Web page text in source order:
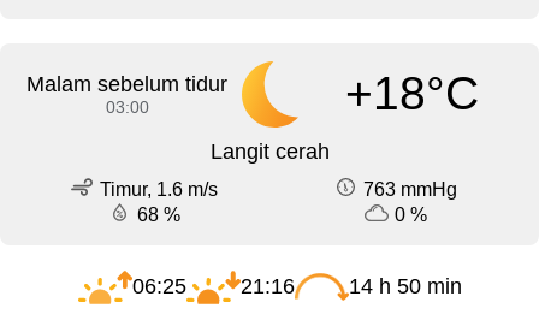
Malam sebelum tidur
03:00 +18°C
Langit cerah
Timur, 1.6 m/s
763 mmHg
68 %
0 %
06:25 21:16 14 h 50 min